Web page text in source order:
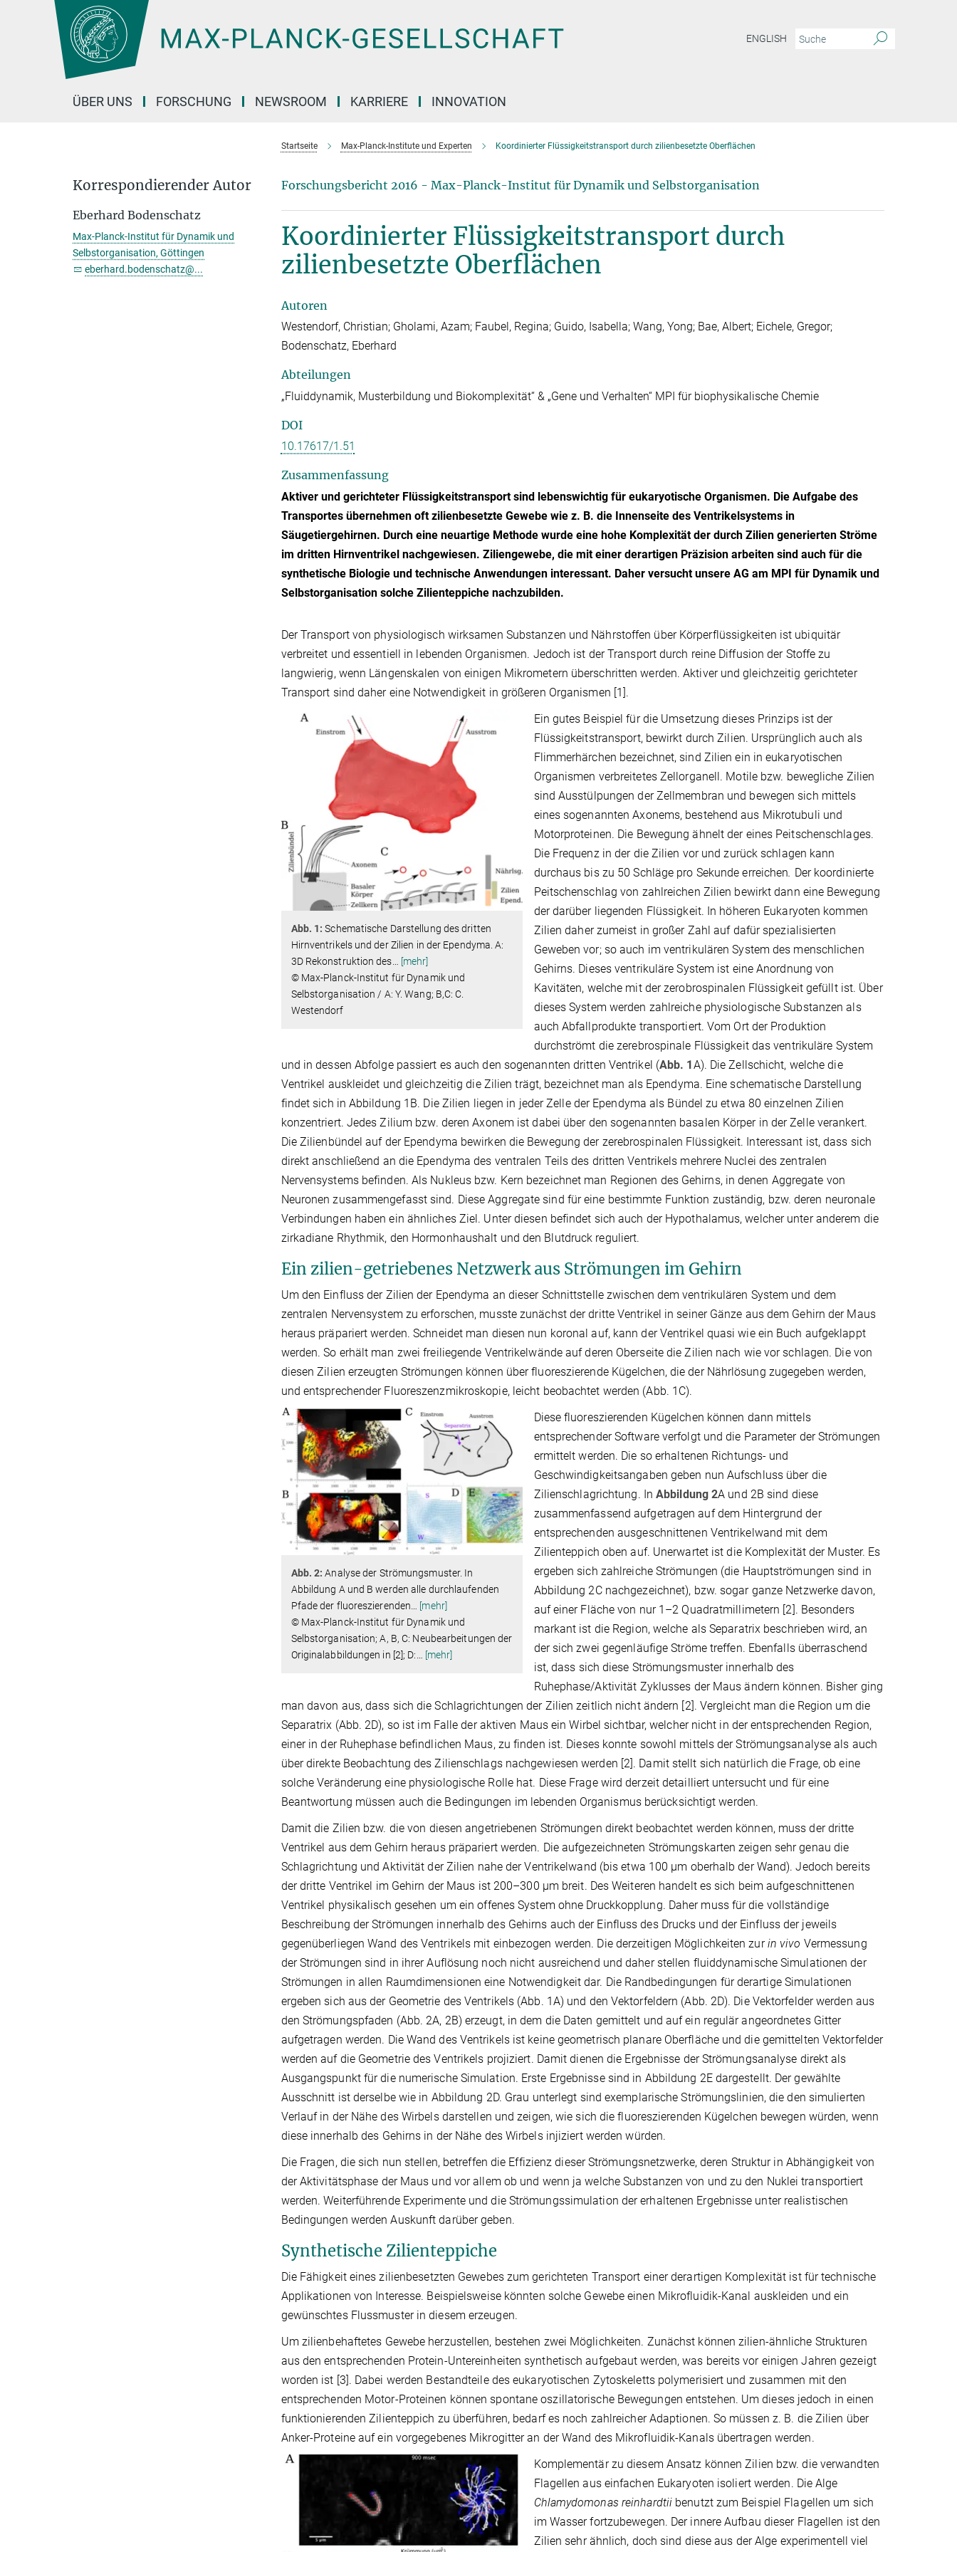
Hauptinhalt
ENGLISH
ÜBER UNS FORSCHUNG NEWSROOM KARRIERE INNOVATION
Startseite Max-Planck-Institute und Experten Koordinierter Flüssigkeitstransport durch zilienbesetzte Oberflächen
Forschungsbericht 2016 - Max-Planck-Institut für Dynamik und Selbstorganisation
Koordinierter Flüssigkeitstransport durch
zilienbesetzte Oberflächen
Autoren
Westendorf, Christian; Gholami, Azam; Faubel, Regina; Guido, Isabella; Wang, Yong; Bae, Albert; Eichele, Gregor;
Bodenschatz, Eberhard
Abteilungen
„Fluiddynamik, Musterbildung und Biokomplexität“ & „Gene und Verhalten“ MPI für biophysikalische Chemie
DOI
10.17617/1.51
Zusammenfassung
Aktiver und gerichteter Flüssigkeitstransport sind lebenswichtig für eukaryotische Organismen. Die Aufgabe des
Transportes übernehmen oft zilienbesetzte Gewebe wie z. B. die Innenseite des Ventrikelsystems in
Säugetiergehirnen. Durch eine neuartige Methode wurde eine hohe Komplexität der durch Zilien generierten Ströme
im dritten Hirnventrikel nachgewiesen. Ziliengewebe, die mit einer derartigen Präzision arbeiten sind auch für die
synthetische Biologie und technische Anwendungen interessant. Daher versucht unsere AG am MPI für Dynamik und
Selbstorganisation solche Zilienteppiche nachzubilden.
Der Transport von physiologisch wirksamen Substanzen und Nährstoffen über Körperflüssigkeiten ist ubiquitär
verbreitet und essentiell in lebenden Organismen. Jedoch ist der Transport durch reine Diffusion der Stoffe zu
langwierig, wenn Längenskalen von einigen Mikrometern überschritten werden. Aktiver und gleichzeitig gerichteter
Transport sind daher eine Notwendigkeit in größeren Organismen [1].
Abb. 1: Schematische Darstellung des dritten
Hirnventrikels und der Zilien in der Ependyma. A:
3D Rekonstruktion des… [mehr]
© Max-Planck-Institut für Dynamik und
Selbstorganisation / A: Y. Wang; B,C: C.
Westendorf
Ein gutes Beispiel für die Umsetzung dieses Prinzips ist der
Flüssigkeitstransport, bewirkt durch Zilien. Ursprünglich auch als
Flimmerhärchen bezeichnet, sind Zilien ein in eukaryotischen
Organismen verbreitetes Zellorganell. Motile bzw. bewegliche Zilien
sind Ausstülpungen der Zellmembran und bewegen sich mittels
eines sogenannten Axonems, bestehend aus Mikrotubuli und
Motorproteinen. Die Bewegung ähnelt der eines Peitschenschlages.
Die Frequenz in der die Zilien vor und zurück schlagen kann
durchaus bis zu 50 Schläge pro Sekunde erreichen. Der koordinierte
Peitschenschlag von zahlreichen Zilien bewirkt dann eine Bewegung
der darüber liegenden Flüssigkeit. In höheren Eukaryoten kommen
Zilien daher zumeist in großer Zahl auf dafür spezialisierten
Geweben vor; so auch im ventrikulären System des menschlichen
Gehirns. Dieses ventrikuläre System ist eine Anordnung von
Kavitäten, welche mit der zerobrospinalen Flüssigkeit gefüllt ist. Über
dieses System werden zahlreiche physiologische Substanzen als
auch Abfallprodukte transportiert. Vom Ort der Produktion
durchströmt die zerebrospinale Flüssigkeit das ventrikuläre System
und in dessen Abfolge passiert es auch den sogenannten dritten Ventrikel (Abb. 1A). Die Zellschicht, welche die
Ventrikel auskleidet und gleichzeitig die Zilien trägt, bezeichnet man als Ependyma. Eine schematische Darstellung
findet sich in Abbildung 1B. Die Zilien liegen in jeder Zelle der Ependyma als Bündel zu etwa 80 einzelnen Zilien
konzentriert. Jedes Zilium bzw. deren Axonem ist dabei über den sogenannten basalen Körper in der Zelle verankert.
Die Zilienbündel auf der Ependyma bewirken die Bewegung der zerebrospinalen Flüssigkeit. Interessant ist, dass sich
direkt anschließend an die Ependyma des ventralen Teils des dritten Ventrikels mehrere Nuclei des zentralen
Nervensystems befinden. Als Nukleus bzw. Kern bezeichnet man Regionen des Gehirns, in denen Aggregate von
Neuronen zusammengefasst sind. Diese Aggregate sind für eine bestimmte Funktion zuständig, bzw. deren neuronale
Verbindungen haben ein ähnliches Ziel. Unter diesen befindet sich auch der Hypothalamus, welcher unter anderem die
zirkadiane Rhythmik, den Hormonhaushalt und den Blutdruck reguliert.
Ein zilien-getriebenes Netzwerk aus Strömungen im Gehirn
Um den Einfluss der Zilien der Ependyma an dieser Schnittstelle zwischen dem ventrikulären System und dem
zentralen Nervensystem zu erforschen, musste zunächst der dritte Ventrikel in seiner Gänze aus dem Gehirn der Maus
heraus präpariert werden. Schneidet man diesen nun koronal auf, kann der Ventrikel quasi wie ein Buch aufgeklappt
werden. So erhält man zwei freiliegende Ventrikelwände auf deren Oberseite die Zilien nach wie vor schlagen. Die von
diesen Zilien erzeugten Strömungen können über fluoreszierende Kügelchen, die der Nährlösung zugegeben werden,
und entsprechender Fluoreszenzmikroskopie, leicht beobachtet werden (Abb. 1C).
Abb. 2: Analyse der Strömungsmuster. In
Abbildung A und B werden alle durchlaufenden
Pfade der fluoreszierenden
[mehr]
© Max-Planck-Institut für Dynamik und
Selbstorganisation; A, B, C: Neubearbeitungen der
Originalabbildungen in [2]; D:
[mehr]
Diese fluoreszierenden Kügelchen können dann mittels
entsprechender Software verfolgt und die Parameter der Strömungen
ermittelt werden. Die so erhaltenen Richtungs- und
Geschwindigkeitsangaben geben nun Aufschluss über die
Zilienschlagrichtung. InAbbildung 2A und 2B sind diese
zusammenfassend aufgetragen auf dem Hintergrund der
entsprechenden ausgeschnittenen Ventrikelwand mit dem
Zilienteppich oben auf. Unerwartet ist die Komplexität der Muster. Es
ergeben sich zahlreiche Strömungen (die Hauptströmungen sind in
Abbildung 2C nachgezeichnet), bzw. sogar ganze Netzwerke davon,
auf einer Fläche von nur 1–2 Quadratmillimetern [2]. Besonders
markant ist die Region, welche als Separatrix beschrieben wird, an
der sich zwei gegenläufige Ströme treffen. Ebenfalls überraschend
ist, dass sich diese Strömungsmuster innerhalb des
Ruhephase/Aktivität Zyklusses der Maus ändern können. Bisher ging
man davon aus, dass sich die Schlagrichtungen der Zilien zeitlich nicht ändern [2]. Vergleicht man die Region um die
Separatrix (Abb. 2D), so ist im Falle der aktiven Maus ein Wirbel sichtbar, welcher nicht in der entsprechenden Region,
einer in der Ruhephase befindlichen Maus, zu finden ist. Dieses konnte sowohl mittels der Strömungsanalyse als auch
über direkte Beobachtung des Zilienschlags nachgewiesen werden [2]. Damit stellt sich natürlich die Frage, ob eine
solche Veränderung eine physiologische Rolle hat. Diese Frage wird derzeit detailliert untersucht und für eine
Beantwortung müssen auch die Bedingungen im lebenden Organismus berücksichtigt werden.
Damit die Zilien bzw. die von diesen angetriebenen Strömungen direkt beobachtet werden können, muss der dritte
Ventrikel aus dem Gehirn heraus präpariert werden. Die aufgezeichneten Strömungskarten zeigen sehr genau die
Schlagrichtung und Aktivität der Zilien nahe der Ventrikelwand (bis etwa 100 µm oberhalb der Wand). Jedoch bereits
der dritte Ventrikel im Gehirn der Maus ist 200–300 µm breit. Des Weiteren handelt es sich beim aufgeschnittenen
Ventrikel physikalisch gesehen um ein offenes System ohne Druckkopplung. Daher muss für die vollständige
Beschreibung der Strömungen innerhalb des Gehirns auch der Einfluss des Drucks und der Einfluss der jeweils
gegenüberliegen Wand des Ventrikels mit einbezogen werden. Die derzeitigen Möglichkeiten zurin vivo Vermessung
der Strömungen sind in ihrer Auflösung noch nicht ausreichend und daher stellen fluiddynamische Simulationen der
Strömungen in allen Raumdimensionen eine Notwendigkeit dar. Die Randbedingungen für derartige Simulationen
ergeben sich aus der Geometrie des Ventrikels (Abb. 1A) und den Vektorfeldern (Abb. 2D). Die Vektorfelder werden aus
den Strömungspfaden (Abb. 2A, 2B) erzeugt, in dem die Daten gemittelt und auf ein regulär angeordnetes Gitter
aufgetragen werden. Die Wand des Ventrikels ist keine geometrisch planare Oberfläche und die gemittelten Vektorfelder
werden auf die Geometrie des Ventrikels projiziert. Damit dienen die Ergebnisse der Strömungsanalyse direkt als
Ausgangspunkt für die numerische Simulation. Erste Ergebnisse sind in Abbildung 2E dargestellt. Der gewählte
Ausschnitt ist derselbe wie in Abbildung 2D. Grau unterlegt sind exemplarische Strömungslinien, die den simulierten
Verlauf in der Nähe des Wirbels darstellen und zeigen, wie sich die fluoreszierenden Kügelchen bewegen würden, wenn
diese innerhalb des Gehirns in der Nähe des Wirbels injiziert werden würden.
Die Fragen, die sich nun stellen, betreffen die Effizienz dieser Strömungsnetzwerke, deren Struktur in Abhängigkeit von
der Aktivitätsphase der Maus und vor allem ob und wenn ja welche Substanzen von und zu den Nuklei transportiert
werden. Weiterführende Experimente und die Strömungssimulation der erhaltenen Ergebnisse unter realistischen
Bedingungen werden Auskunft darüber geben.
Synthetische Zilienteppiche
Die Fähigkeit eines zilienbesetzten Gewebes zum gerichteten Transport einer derartigen Komplexität ist für technische
Applikationen von Interesse. Beispielsweise könnten solche Gewebe einen Mikrofluidik-Kanal auskleiden und ein
gewünschtes Flussmuster in diesem erzeugen.
Um zilienbehaftetes Gewebe herzustellen, bestehen zwei Möglichkeiten. Zunächst können zilien-ähnliche Strukturen
aus den entsprechenden Protein-Untereinheiten synthetisch aufgebaut werden, was bereits vor einigen Jahren gezeigt
worden ist [3]. Dabei werden Bestandteile des eukaryotischen Zytoskeletts polymerisiert und zusammen mit den
entsprechenden Motor-Proteinen können spontane oszillatorische Bewegungen entstehen. Um dieses jedoch in einen
funktionierenden Zilienteppich zu überführen, bedarf es noch zahlreicher Adaptionen. So müssen z. B. die Zilien über
Anker-Proteine auf ein vorgegebenes Mikrogitter an der Wand des Mikrofluidik-Kanals übertragen werden.
Komplementär zu diesem Ansatz können Zilien bzw. die verwandten
Flagellen aus einfachen Eukaryoten isoliert werden. Die Alge
Chlamydomonas reinhardtii benutzt zum Beispiel Flagellen um sich
im Wasser fortzubewegen. Der innere Aufbau dieser Flagellen ist den
Zilien sehr ähnlich, doch sind diese aus der Alge experimentell viel
Korrespondierender Autor
Eberhard Bodenschatz
Max-Planck-Institut für Dynamik und
Selbstorganisation, Göttingen
eberhard.bodenschatz@...